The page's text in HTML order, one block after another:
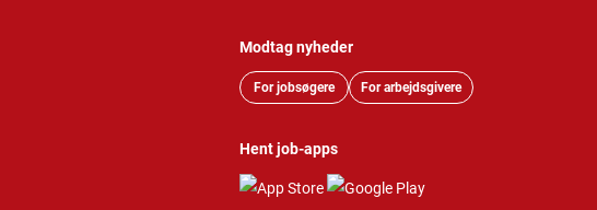
Modtag nyheder
For jobsøgere For arbejdsgivere
Hent job-apps